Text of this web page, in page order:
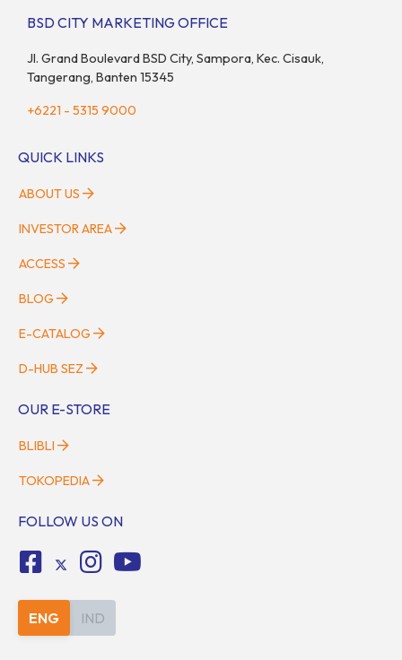
BSD CITY MARKETING OFFICE
Jl. Grand Boulevard BSD City, Sampora, Kec. Cisauk,
Tangerang, Banten 15345
+6221 - 5315 9000
QUICK LINKS
ABOUT US
INVESTOR AREA
ACCESS
BLOG
E-CATALOG
D-HUB SEZ
OUR E-STORE
BLIBLI
TOKOPEDIA
FOLLOW US ON
ENG IND